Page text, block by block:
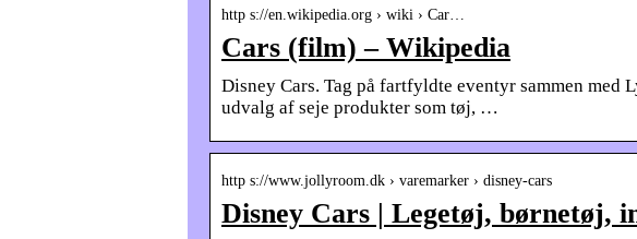
http s://en.wikipedia.org › wiki › Car…
Cars (film) – Wikipedia
Disney Cars. Tag på fartfyldte eventyr sammen med
udvalg af seje produkter som tøj, …
http s://www.jollyroom.dk › varemarker › disney-cars
Disney Cars | Legetøj, børnetøj,